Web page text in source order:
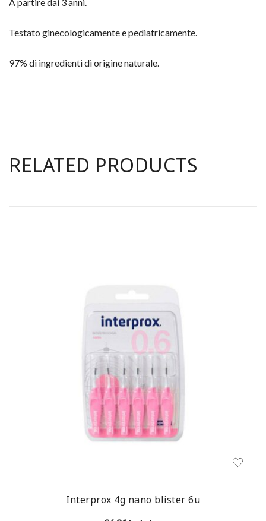
Testato ginecologicamente e pediatricamente.
97% di ingredienti di origine naturale.
RELATED PRODUCTS
Interprox 4g nano blister 6u